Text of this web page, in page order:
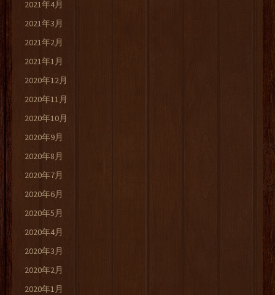
2021年4月
2021年3月
2021年2月
2021年1月
2020年12月
2020年11月
2020年10月
2020年9月
2020年8月
2020年7月
2020年6月
2020年5月
2020年4月
2020年3月
2020年2月
2020年1月